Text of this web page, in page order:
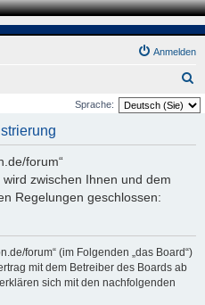
Anmelden
u
Sprache:
forum“
zwischen Ihnen und dem
Regelungen geschlossen:
forum“ (im Folgenden „das Board“)
mit dem Betreiber des Boards ab
sich mit den nachfolgenden